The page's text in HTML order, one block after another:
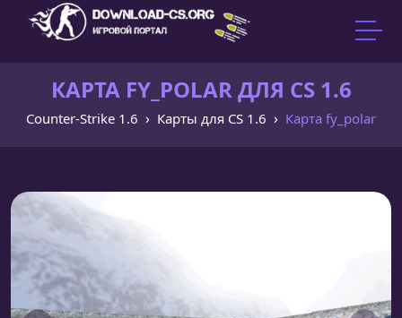
КАРТА FY_POLAR ДЛЯ CS 1.6
Counter-Strike 1.6 Карты для CS 1.6 Карта fy_polar